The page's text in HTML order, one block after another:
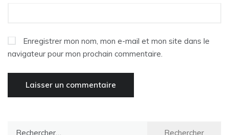
Enregistrer mon nom, mon e-mail et mon site dans le
navigateur pour mon prochain commentaire.